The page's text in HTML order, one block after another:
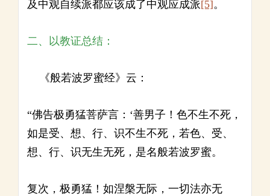
及中观自续派都应该成了中观应成派[5]。
二、以教证总结：
《般若波罗蜜经》云：
“佛告极勇猛菩萨言：‘善男子！色不生不死，
如是受、想、行、识不生不死，若色、受、
想、行、识无生无死，是名般若波罗蜜。
复次，极勇猛！如涅槃无际，一切法亦无